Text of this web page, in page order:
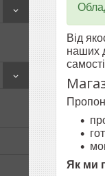
Від
наших
Як ми